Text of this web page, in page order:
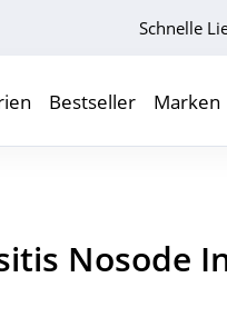
Schnelle
Bestseller Marken
Nosode